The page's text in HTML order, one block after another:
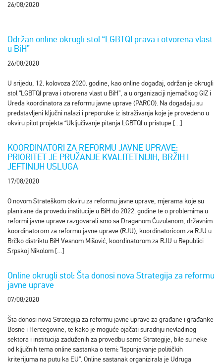
26/08/2020
Održan online okrugli stol “LGBTQI prava i otvorena vlast
u BiH”
26/08/2020
U srijedu, 12. kolovoza 2020. godine, kao online događaj, održan je okrugli
stol “LGBTQI prava i otvorena vlast u BiH”, a u organizaciji njemačkog GIZ i
Ureda koordinatora za reformu javne uprave (PARCO). Na događaju su
predstavljeni ključni nalazi i preporuke iz istraživanja koje je provedeno u
okviru pilot projekta “Uključivanje pitanja LGBTQI u pristupe […]
KOORDINATORI ZA REFORMU JAVNE UPRAVE:
PRIORITET JE PRUŽANJE KVALITETNIJIH, BRŽIH I
JEFTINIJH USLUGA
17/08/2020
O novom Strateškom okviru za reformu javne uprave, mjerama koje su
planirane da provedu institucije u BiH do 2022. godine te o problemima u
reformi javne uprave razgovarali smo sa Draganom Ćuzulanom, državnim
koordinatorom za reformu javne uprave (RJU), koordinatoricom za RJU u
Brčko distriktu BiH Vesnom Mišović, koordinatorom za RJU u Republici
Srpskoj Nikolom […]
Online okrugli stol: Šta donosi nova Strategija za reformu
javne uprave
07/08/2020
Šta donosi nova Strategija za reformu javne uprave za građane i građanke
Bosne i Hercegovine, te kako je moguće ojačati suradnju nevladinog
sektora i institucija zaduženih za provedbu same Strategije, bile su neke
od ključnih tema online sastanka o temi: “Ispunjavanje političkih
kriterijuma na putu ka EU”. Online sastanak organizirala je Udruga